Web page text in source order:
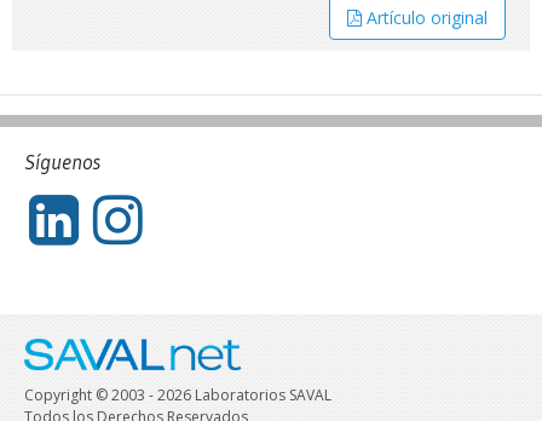
Artículo original
Síguenos
Copyright © 2003 - 2026 Laboratorios SAVAL